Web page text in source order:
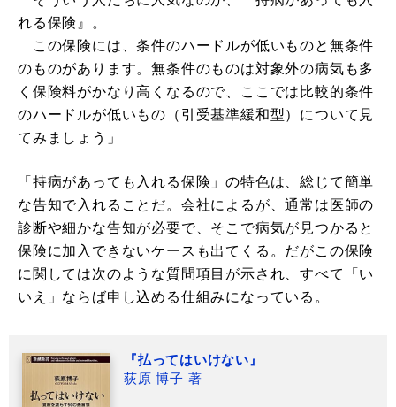
れる保険』。
この保険には、条件のハードルが低いものと無条件
のものがあります。無条件のものは対象外の病気も多
く保険料がかなり高くなるので、ここでは比較的条件
のハードルが低いもの（引受基準緩和型）について見
てみましょう」
「持病があっても入れる保険」の特色は、総じて簡単
な告知で入れることだ。会社によるが、通常は医師の
診断や細かな告知が必要で、そこで病気が見つかると
保険に加入できないケースも出てくる。だがこの保険
に関しては次のような質問項目が示され、すべて「い
いえ」ならば申し込める仕組みになっている。
『払ってはいけない』
荻原 博子 著